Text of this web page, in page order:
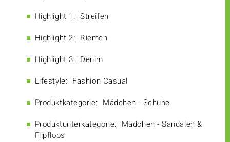
Highlight 1: Streifen
Highlight 2: Riemen
Highlight 3: Denim
Lifestyle: Fashion Casual
Produktkategorie: Mädchen - Schuhe
Produktunterkategorie: Mädchen - Sandalen &
Flipflops